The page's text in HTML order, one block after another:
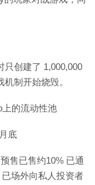
只创建了 1,000,000
制开始烧毁。
的流动性池
底
售已售约10% 已通
场外向私人投资者